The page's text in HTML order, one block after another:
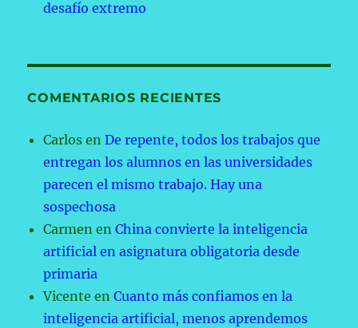
desafío extremo
COMENTARIOS RECIENTES
Carlos enDe repente, todos los trabajos que
entregan los alumnos en las universidades
parecen el mismo trabajo. Hay una
sospechosa
Carmen enChina convierte la inteligencia
artificial en asignatura obligatoria desde
primaria
Vicente enCuanto más confiamos en la
inteligencia artificial, menos aprendemos